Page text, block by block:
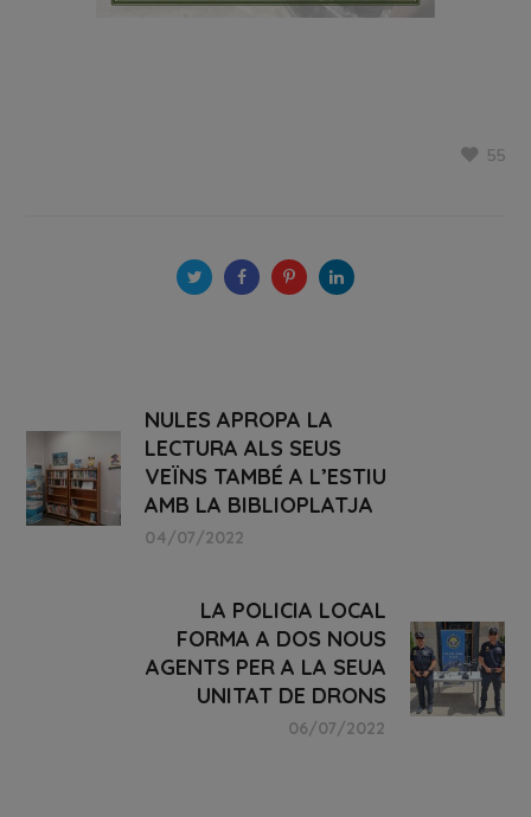
55
NULES APROPA LA
LECTURA ALS SEUS
VEÏNS TAMBÉ A L’ESTIU
AMB LA BIBLIOPLATJA
04/07/2022
LA POLICIA LOCAL
FORMA A DOS NOUS
AGENTS PER A LA SEUA
UNITAT DE DRONS
06/07/2022